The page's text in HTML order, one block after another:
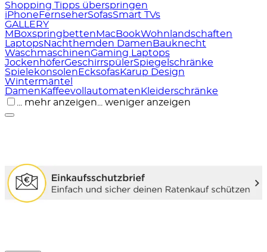
Shopping Tipps überspringen
iPhone FernseherSofasSmart TVs
GALLERY
M Boxspringbetten MacBookWohnlandschaften
LaptopsNachthemden Damen Bauknecht
WaschmaschinenGaming Laptops
JockenhöferGeschirrspülerSpiegelschränke
Spielekonsolen EcksofasKarup Design
Wintermäntel
Damen Kaffeevollautomaten Kleiderschränke
... mehr anzeigen... weniger anzeigen